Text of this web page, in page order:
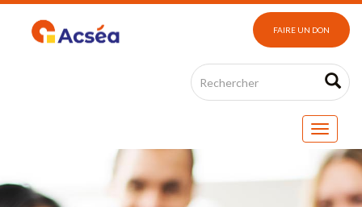
FAIRE UN DON